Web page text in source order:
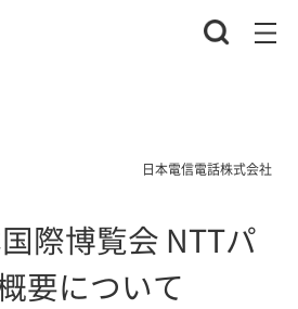
日本電信電話株式会社
際博覧会 NTTパ
要について